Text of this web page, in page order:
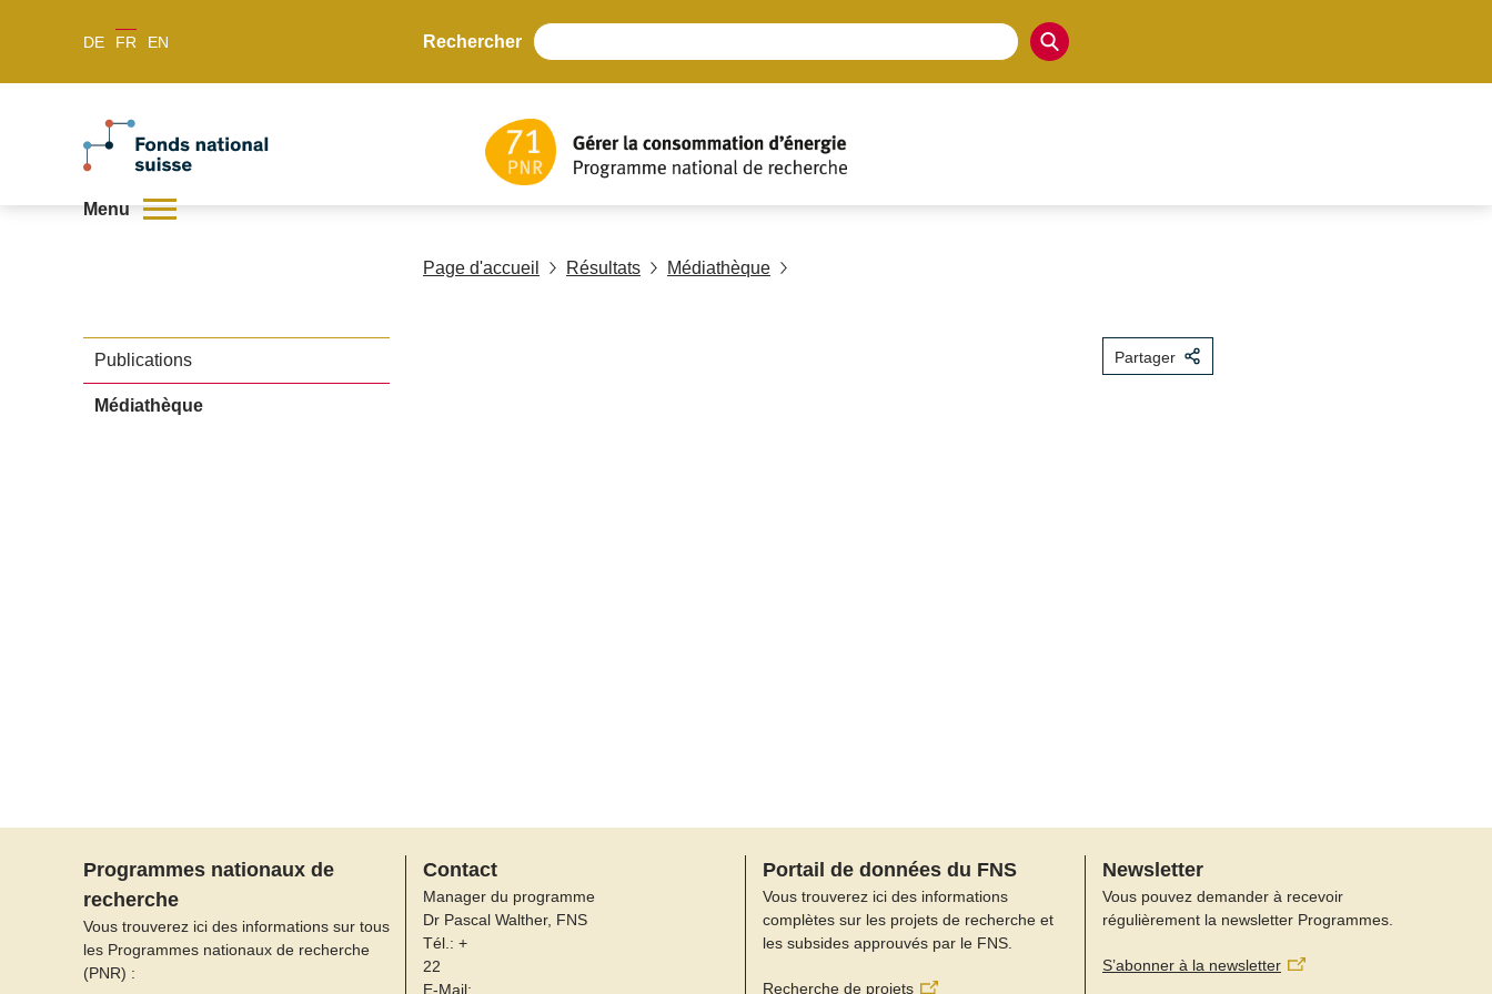
DE FR EN Rechercher
Menu
Page d'accueil Résultats Médiathèque
Publications
Médiathèque
Partager
Programmes nationaux de
recherche
Vous trouverez ici des informations sur tous
les Programmes nationaux de recherche
(PNR) :
Contact
Manager du programme
Dr Pascal Walther, FNS
Tél.: +
22
E-Mail:
Portail de données du FNS
Vous trouverez ici des informations
complètes sur les projets de recherche et
les subsides approuvés par le FNS.
Recherche de projets
Newsletter
Vous pouvez demander à recevoir
régulièrement la newsletter Programmes.
S’abonner à la newsletter